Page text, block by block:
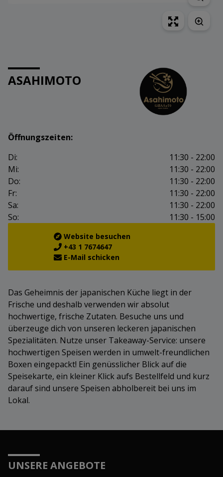
ASAHIMOTO
Öffnungszeiten:
Di:
11:30 - 22:00
Mi:
11:30 - 22:00
Do:
11:30 - 22:00
Fr:
11:30 - 22:00
Sa:
11:30 - 22:00
So:
11:30 - 15:00
Website besuchen
+43 1 7674647
E-Mail schicken
Das Geheimnis der japanischen Küche liegt in der
Frische und deshalb verwenden wir absolut
hochwertige, frische Zutaten. Besuche uns und
überzeuge dich von unseren leckeren japanischen
Spezialitäten. Nutze unser Takeaway-Service: unsere
hochwertigen Speisen werden in umwelt-freundlichen
Boxen eingepackt! Ein genüsslicher Blick auf die
Speisekarte, ein kleiner Klick aufs Bestellfeld und kurz
darauf sind unsere Speisen abholbereit bei uns im
Lokal.
UNSERE ANGEBOTE